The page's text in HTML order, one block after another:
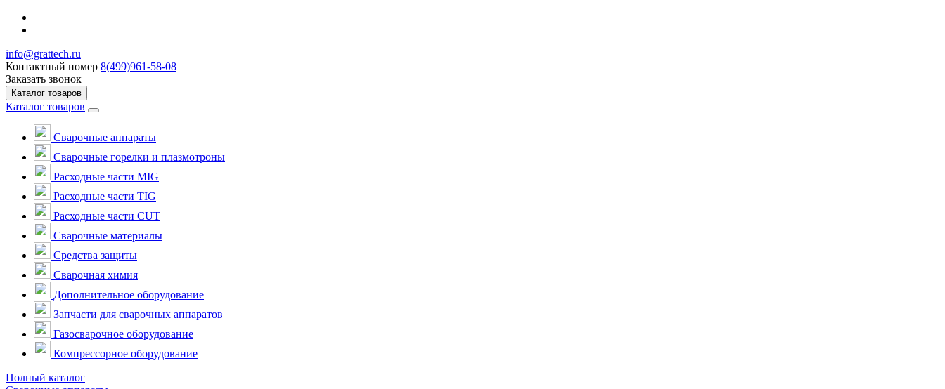
info@grattech.ru
Контактный номер 8(499)961-58-08
Заказать звонок
Каталог товаров
Каталог товаров
Сварочные аппараты
Cварочные горелки и плазмотроны
Расходные части MIG
Расходные части TIG
Расходные части CUT
Сварочные материалы
Средства защиты
Сварочная химия
Дополнительное оборудование
Запчасти для сварочных аппаратов
Газосварочное оборудование
Компрессорное оборудование
Полный каталог